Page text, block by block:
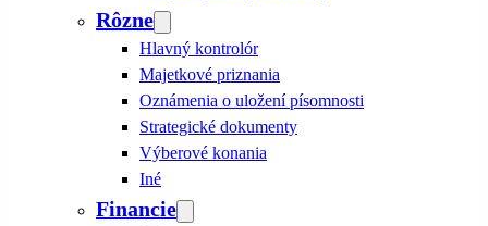
Rôzne
Hlavný kontrolór
Majetkové priznania
Oznámenia o uložení písomnosti
Strategické dokumenty
Výberové konania
Iné
Financie